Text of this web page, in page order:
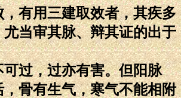
有用三建取效者，其疾多
当审其脉、辩其证的出于
过，过亦有害。但阳脉
骨有生气，寒气不能相附